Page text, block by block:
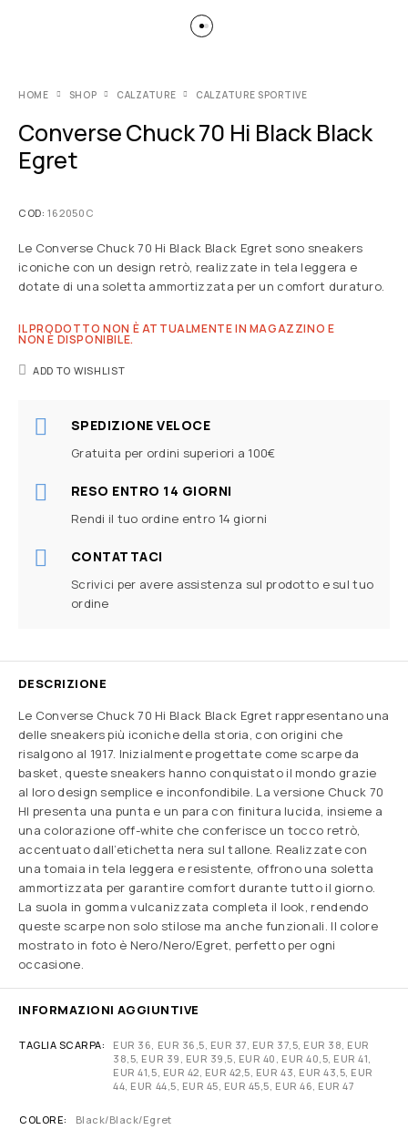
HOME SHOP CALZATURE CALZATURE SPORTIVE
Converse Chuck 70 Hi Black Black
Egret
COD:162050C
Le Converse Chuck 70 Hi Black Black Egret sono sneakers
iconiche con un design retrò, realizzate in tela leggera e
dotate di una soletta ammortizzata per un comfort duraturo.
IL PRODOTTO NON È ATTUALMENTE IN MAGAZZINO E
NON È DISPONIBILE.
ADD TO WISHLIST
SPEDIZIONE VELOCE
Gratuita per ordini superiori a 100€
RESO ENTRO 14 GIORNI
Rendi il tuo ordine entro 14 giorni
CONTATTACI
Scrivici per avere assistenza sul prodotto e sul tuo
ordine
DESCRIZIONE
Le Converse Chuck 70 Hi Black Black Egret rappresentano una
delle sneakers più iconiche della storia, con origini che
risalgono al 1917. Inizialmente progettate come scarpe da
basket, queste sneakers hanno conquistato il mondo grazie
al loro design semplice e inconfondibile. La versione Chuck 70
HI presenta una punta e un para con finitura lucida, insieme a
una colorazione off-white che conferisce un tocco retrò,
accentuato dall’etichetta nera sul tallone. Realizzate con
una tomaia in tela leggera e resistente, offrono una soletta
ammortizzata per garantire comfort durante tutto il giorno.
La suola in gomma vulcanizzata completa il look, rendendo
queste scarpe non solo stilose ma anche funzionali. Il colore
mostrato in foto è Nero/Nero/Egret, perfetto per ogni
occasione.
INFORMAZIONI AGGIUNTIVE
TAGLIA SCARPA
EUR 36, EUR 36,5, EUR 37, EUR 37,5, EUR 38, EUR
38,5, EUR 39, EUR 39,5, EUR 40, EUR 40,5, EUR 41,
EUR 41,5, EUR 42, EUR 42,5, EUR 43, EUR 43,5, EUR
44, EUR 44,5, EUR 45, EUR 45,5, EUR 46, EUR 47
COLORE Black/Black/Egret